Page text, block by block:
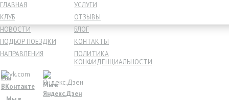
ГЛАВНАЯ
КЛУБ
НОВОСТИ
ПОДБОР ПОЕЗДКИ
НАПРАВЛЕНИЯ
УСЛУГИ
ОТЗЫВЫ
БЛОГ
КОНТАКТЫ
ПОЛИТИКА
КОНФИДЕНЦИАЛЬНОСТИ
Мы
ВКонтакте
Мы в
Яндекс.Дзен